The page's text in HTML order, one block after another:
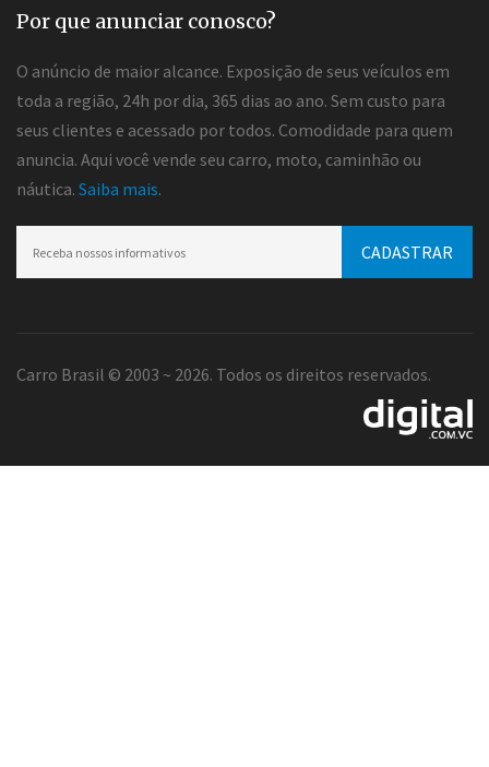
Por que anunciar conosco?
O anúncio de maior alcance. Exposição de seus veículos em
toda a região, 24h por dia, 365 dias ao ano. Sem custo para
seus clientes e acessado por todos. Comodidade para quem
anuncia. Aqui você vende seu carro, moto, caminhão ou
náutica. Saiba mais.
Carro Brasil © 2003 ~ 2026. Todos os direitos reservados.